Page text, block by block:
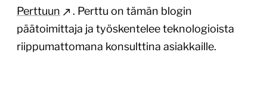
Perttuun
. Perttu on tämän blogin
päätoimittaja ja työskentelee teknologioista
riippumattomana konsulttina asiakkaille.